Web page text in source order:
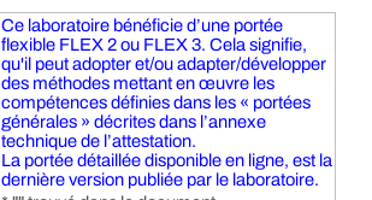
Ce laboratoire bénéficie d’une portée
flexible FLEX 2 ou FLEX 3. Cela signifie,
qu'il peut adopter et/ou adapter/développer
des méthodes mettant en œuvre les
compétences définies dans les « portées
générales » décrites dans l’annexe
technique de l’attestation.
La portée détaillée disponible en ligne, est la
dernière version publiée par le laboratoire.